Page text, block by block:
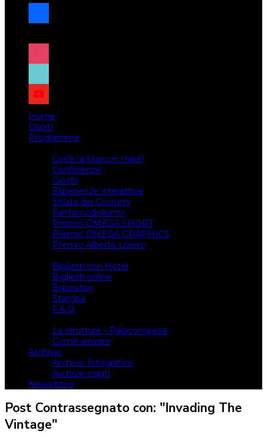
facebook
x
instagram
tiktok
youtube
Home
Ospiti
Programma
Cos’è la Starcon Italia?
Conferenze
Giochi
Esperienze interattive
Sfilata dei Costumi
Fantamodellismo
Premio OMEGA SHORT
Premio OMEGA GRAPHICS
Premio Alberto Lisiero
Biglietti con Hotel
Biglietti online
Espositori
Stampa
F.A.Q.
La struttura – Palacongressi
Come arrivare
Archivio
Archivio fotografico
Archivio ospiti
News blog
Post Contrassegnato con: "Invading The
Vintage"